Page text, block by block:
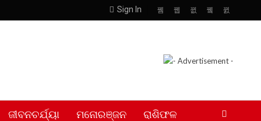
Sign In
ଜୀବନଚର୍ଯ୍ୟା ମନୋରଞ୍ଜନ ରାଶିଫଳ